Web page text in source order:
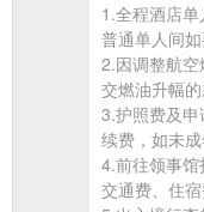
1.全程酒店
普通单人间
2.因调整航
交燃油升幅
3.护照费及申
续费，如未
4.前往领事
交通费、住